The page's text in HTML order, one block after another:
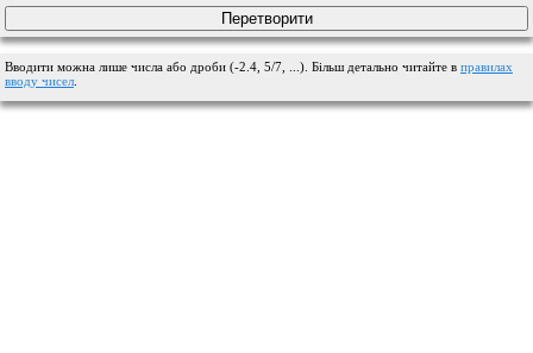
Вводити можна лише числа або дроби (-2.4, 5/7, ...). Більш детально читайте в правилах
вводу чисел